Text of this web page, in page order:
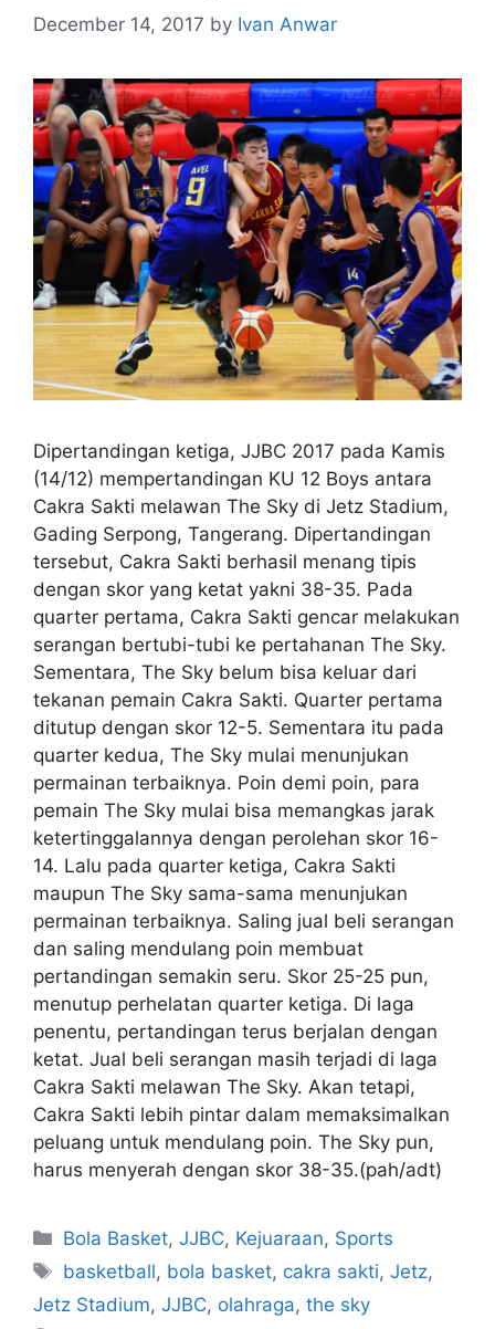
December 14, 2017 by Ivan Anwar
Dipertandingan ketiga, JJBC 2017 pada Kamis
(14/12) mempertandingan KU 12 Boys antara
Cakra Sakti melawan The Sky di Jetz Stadium,
Gading Serpong, Tangerang. Dipertandingan
tersebut, Cakra Sakti berhasil menang tipis
dengan skor yang ketat yakni 38-35. Pada
quarter pertama, Cakra Sakti gencar melakukan
serangan bertubi-tubi ke pertahanan The Sky.
Sementara, The Sky belum bisa keluar dari
tekanan pemain Cakra Sakti. Quarter pertama
ditutup dengan skor 12-5. Sementara itu pada
quarter kedua, The Sky mulai menunjukan
permainan terbaiknya. Poin demi poin, para
pemain The Sky mulai bisa memangkas jarak
ketertinggalannya dengan perolehan skor 16-
14. Lalu pada quarter ketiga, Cakra Sakti
maupun The Sky sama-sama menunjukan
permainan terbaiknya. Saling jual beli serangan
dan saling mendulang poin membuat
pertandingan semakin seru. Skor 25-25 pun,
menutup perhelatan quarter ketiga. Di laga
penentu, pertandingan terus berjalan dengan
ketat. Jual beli serangan masih terjadi di laga
Cakra Sakti melawan The Sky. Akan tetapi,
Cakra Sakti lebih pintar dalam memaksimalkan
peluang untuk mendulang poin. The Sky pun,
harus menyerah dengan skor 38-35.(pah/adt)
Bola Basket,JJBC, Kejuaraan, Sports
basketball, bola basket, cakra sakti,Jetz,
Jetz Stadium, JJBC, olahraga, the sky